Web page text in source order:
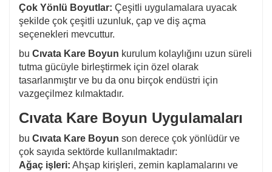
Çok Yönlü Boyutlar: Çeşitli uygulamalara uyacak
şekilde çok çeşitli uzunluk, çap ve diş açma
seçenekleri mevcuttur.
bu Cıvata Kare Boyun kurulum kolaylığını uzun süreli
tutma gücüyle birleştirmek için özel olarak
tasarlanmıştır ve bu da onu birçok endüstri için
vazgeçilmez kılmaktadır.
Cıvata Kare Boyun Uygulamaları
bu Cıvata Kare Boyun son derece çok yönlüdür ve
çok sayıda sektörde kullanılmaktadır:
Ağaç işleri: Ahşap kirişleri, zemin kaplamalarını ve